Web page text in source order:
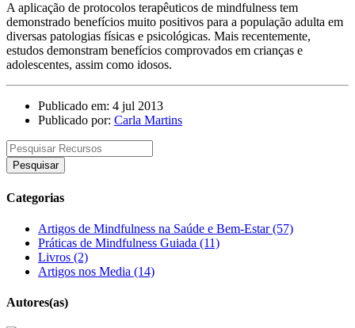
A aplicação de protocolos terapêuticos de mindfulness tem
demonstrado benefícios muito positivos para a população adulta em
diversas patologias físicas e psicológicas. Mais recentemente,
estudos demonstram benefícios comprovados em crianças e
adolescentes, assim como idosos.
Publicado em: 4 jul 2013
Publicado por: Carla Martins
Pesquisar
Categorias
Artigos de Mindfulness na Saúde e Bem-Estar (57)
Práticas de Mindfulness Guiada (11)
Livros (2)
Artigos nos Media (14)
Autores(as)